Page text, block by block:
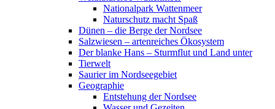
Nationalpark Wattenmeer
Naturschutz macht Spaß
Dünen – die Berge der Nordsee
Salzwiesen – artenreiches Ökosystem
Der blanke Hans – Sturmflut und Land unter
Tierwelt
Saurier im Nordseegebiet
Geographie
Entstehung der Nordsee